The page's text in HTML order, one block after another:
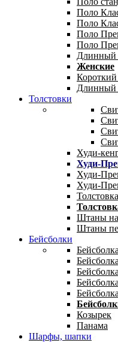
Поло
Поло
Поло
Поло
Длинный
Женские
Короткий
Длинный
Толстовки
Худи-
Худи-
Худи-
Худи-
Штаны
Штаны
Бейсболки
Козырек
Панама
Шарфы, шапки